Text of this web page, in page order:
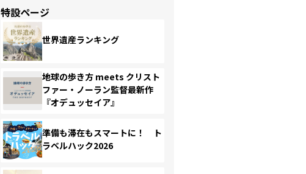
特設ページ
世界遺産ランキング
地球の歩き方 meets クリスト
ファー・ノーラン監督最新作
『オデュッセイア』
準備も滞在もスマートに！ ト
ラベルハック2026